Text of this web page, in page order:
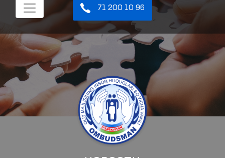
71 200 10 96